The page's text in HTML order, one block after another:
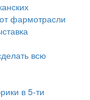
фармотрасли
всю
в 5-ти